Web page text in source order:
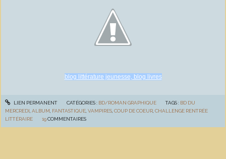
blog littérature jeunesse, blog livres
LIEN PERMANENT CATÉGORIES : BD/ROMAN GRAPHIQUE TAGS : BD DU
MERCREDI ,ALBUM FANTASTIQUE ,VAMPIRES ,COUP DE COEUR ,CHALLENGE RENTRÉE
LITTÉRAIRE
19 COMMENTAIRES